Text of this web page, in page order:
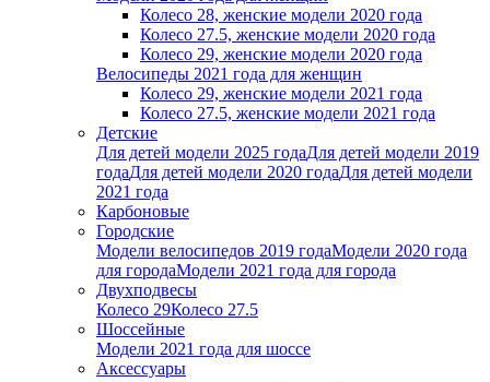
Колесо 28, женские модели 2020 года
Колесо 27.5, женские модели 2020 года
Колесо 29, женские модели 2020 года
Велосипеды 2021 года для женщин
Колесо 29, женские модели 2021 года
Колесо 27.5, женские модели 2021 года
Детские
Для детей модели 2025 годаДля детей модели 2019
годаДля детей модели 2020 годаДля детей модели
2021 года
Карбоновые
Городские
Модели велосипедов 2019 годаМодели 2020 года
для городаМодели 2021 года для города
Двухподвесы
Колесо 29Колесо 27.5
Шоссейные
Модели 2021 года для шоссе
Аксессуары